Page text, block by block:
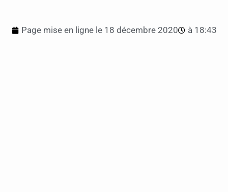
Page mise en ligne le 18 décembre 2020 à 18:43